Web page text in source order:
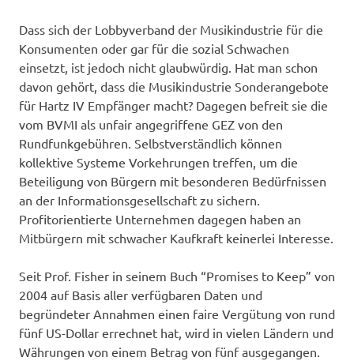
Dass sich der Lobbyverband der Musikindustrie für die
Konsumenten oder gar für die sozial Schwachen
einsetzt, ist jedoch nicht glaubwürdig. Hat man schon
davon gehört, dass die Musikindustrie Sonderangebote
für Hartz IV Empfänger macht? Dagegen befreit sie die
vom BVMI als unfair angegriffene GEZ von den
Rundfunkgebühren. Selbstverständlich können
kollektive Systeme Vorkehrungen treffen, um die
Beteiligung von Bürgern mit besonderen Bedürfnissen
an der Informationsgesellschaft zu sichern.
Profitorientierte Unternehmen dagegen haben an
Mitbürgern mit schwacher Kaufkraft keinerlei Interesse.
Seit Prof. Fisher in seinem Buch “Promises to Keep” von
2004 auf Basis aller verfügbaren Daten und
begründeter Annahmen einen faire Vergütung von rund
fünf US-Dollar errechnet hat, wird in vielen Ländern und
Währungen von einem Betrag von fünf ausgegangen.